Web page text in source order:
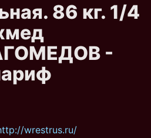
86 кг. 1/4
-
wrestrus.ru/